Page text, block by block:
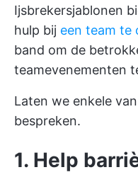
Ijsbrekersjablonen
hulp bij een team te
band om de
teamevenementen
Laten we enkele
bespreken.
1. Help